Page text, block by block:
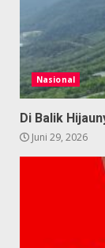
Nasional
Di Balik
Juni 29, 2026